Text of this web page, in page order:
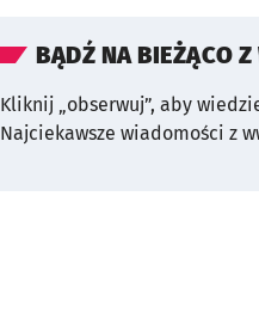
BĄDŹ NA BIEŻĄCO
Kliknij „obserwuj”, aby
Najciekawsze wiadomości z